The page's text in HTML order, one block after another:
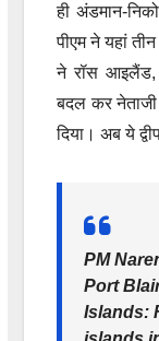
ही अंडमान-
पीएम ने यहां
ने रॉस
बदल कर
दिया। अब ये
PM
Port
Islands: